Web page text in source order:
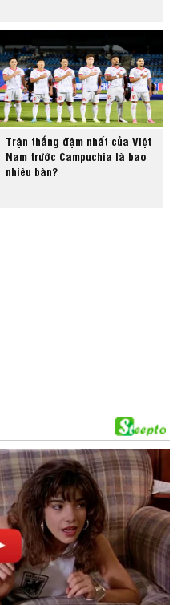
Trận thắng đậm nhất của Việt
Nam trước Campuchia là bao
nhiêu bàn?